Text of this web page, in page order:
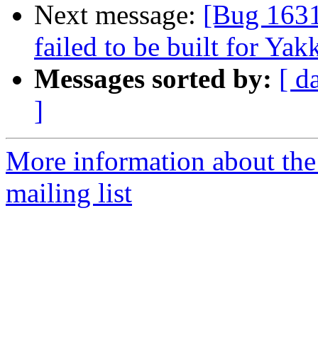
Next message: [Bug
failed to be built for
Messages sorted by: [
]
More information about
mailing list